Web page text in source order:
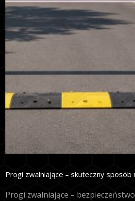
Progi zwalniające – skuteczny sposób
Progi zwalniające –